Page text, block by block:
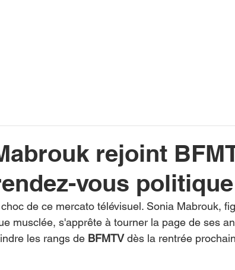
rejoint
vous politique
de ce mercato télévisuel. Sonia Mabrouk,
musclée, s'apprête à tourner la page de ses
les rangs de BFMTV dès la rentrée